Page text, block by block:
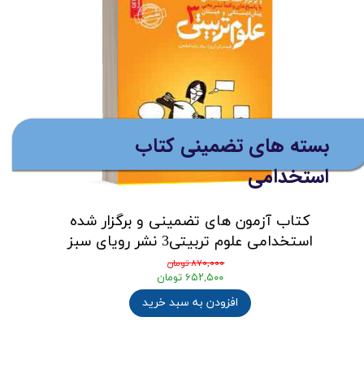
(ارسال رایگان برای خرید های
کتاب آزمون های تضمینی و برگزار شده
استخدامی علوم تربیتی3 نشر رویای سبز
۸۷۰,۰۰۰ تومان
۶۵۲,۵۰۰ تومان
افزودن به سبد خرید
بسته های تضمینی کتاب
استخدامی